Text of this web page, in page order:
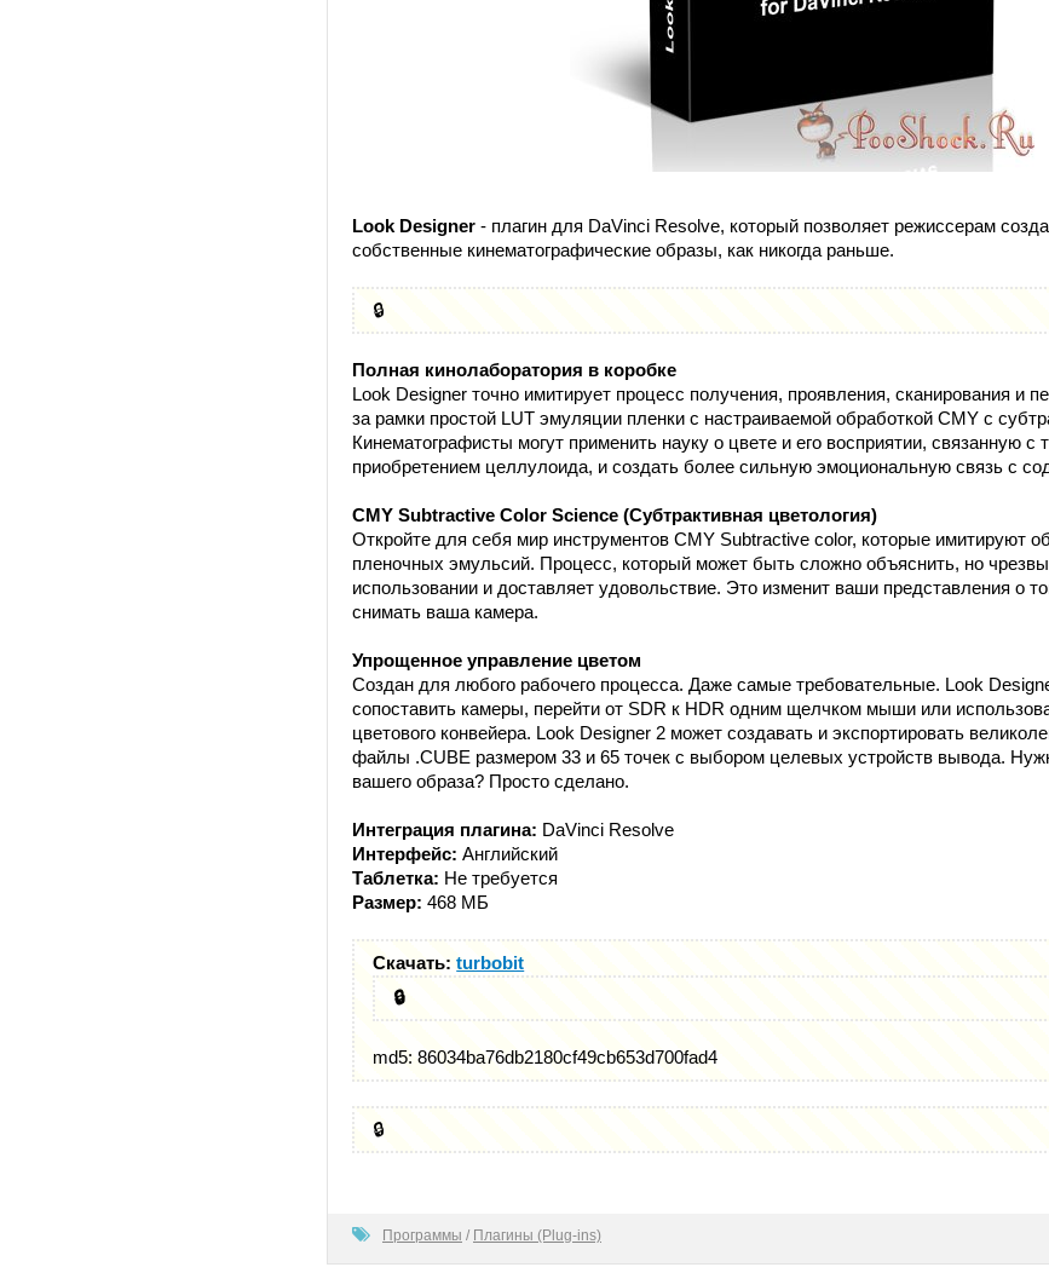
Look Designer - плагин для DaVinci Resolve, который позволяет режиссерам
собственные кинематографические образы, как никогда раньше.
🔒
Полная кинолаборатория в коробке
Look Designer точно имитирует процесс получения, проявления, сканирования и
за рамки простой LUT эмуляции пленки с настраиваемой обработкой CMY с
Кинематографисты могут применить науку о цвете и его восприятии, связанную с
приобретением целлулоида, и создать более сильную эмоциональную связь с
CMY Subtractive Color Science (Субтрактивная цветология)
Откройте для себя мир инструментов CMY Subtractive color, которые имитируют
пленочных эмульсий. Процесс, который может быть сложно объяснить, но
использовании и доставляет удовольствие. Это изменит ваши представления о
снимать ваша камера.
Упрощенное управление цветом
Создан для любого рабочего процесса. Даже самые требовательные. Look
сопоставить камеры, перейти от SDR к HDR одним щелчком мыши или
цветового конвейера. Look Designer 2 может создавать и экспортировать
файлы .CUBE размером 33 и 65 точек с выбором целевых устройств вывода.
вашего образа? Просто сделано.
Интеграция плагина: DaVinci Resolve
Интерфейс: Английский
Таблетка: Не требуется
Размер: 468 МБ
Скачать:turbobit
🔒
md5: 86034ba76db2180cf49cb653d700fad4
🔒
Программы / Плагины (Plug-ins)